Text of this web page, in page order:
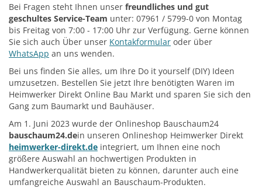
Bei Fragen steht Ihnen unser freundliches und gut
geschultes Service-Team unter: 07961 / 5799-0 von Montag
bis Freitag von 7:00 - 17:00 Uhr zur Verfügung. Gerne können
Sie sich auch Über unser Kontakformular oder über
WhatsApp an uns wenden.
Bei uns finden Sie alles, um Ihre Do it yourself (DIY) Ideen
umzusetzen. Bestellen Sie jetzt Ihre benötigten Waren im
Heimwerker Direkt Online Bau Markt und sparen Sie sich den
Gang zum Baumarkt und Bauhäuser.
Am 1. Juni 2023 wurde der Onlineshop Bauschaum24
bauschaum24.dein unseren Onlineshop Heimwerker Direkt
heimwerker-direkt.de integriert, um Ihnen eine noch
größere Auswahl an hochwertigen Produkten in
Handwerkerqualität bieten zu können, darunter auch eine
umfangreiche Auswahl an Bauschaum-Produkten.